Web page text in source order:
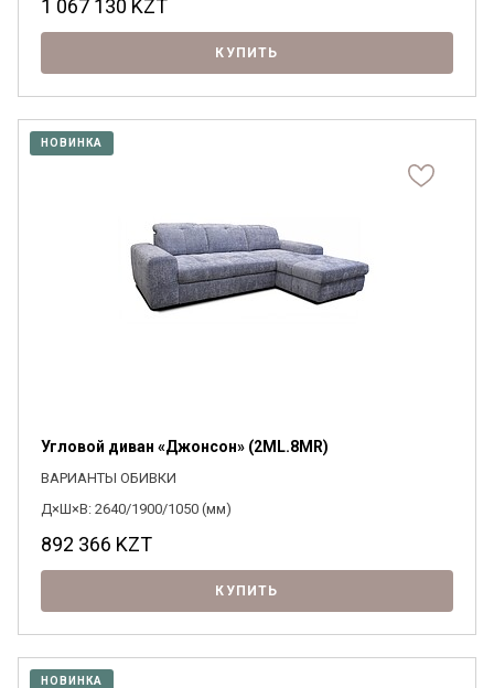
1 067 130 KZT
КУПИТЬ
НОВИНКА
Угловой диван «Джонсон» (2ML.8MR)
ВАРИАНТЫ ОБИВКИ
Д×Ш×В: 2640/1900/1050 (мм)
892 366 KZT
КУПИТЬ
НОВИНКА